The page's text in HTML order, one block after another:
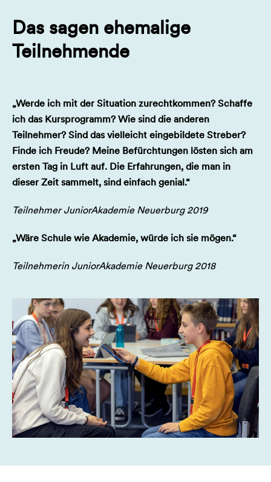
vom Termin des Vorbereitungstreffens bis zum
Beginn der Akademie eine Bearbeitungsgebühr in
Eigenbeteiligung in Höhe von 590 € erhoben.
Ein Rücktritt von der Teilnahme muss schriftlich an die
Geschäftsstelle der JuniorAkademie gesendet werden.
Sollten die Akademie oder ein Kurs unvorhergesehen
abgebrochen werden müssen (z.B. aufgrund eines
erstattet werden.
Das sagen ehemalige
Teilnehmende
„Werde ich mit der Situation zurechtkommen? Schaffe
ich das Kursprogramm? Wie sind die anderen
Teilnehmer? Sind das vielleicht eingebildete Streber?
Finde ich Freude? Meine Befürchtungen lösten sich am
ersten Tag in Luft auf. Die Erfahrungen, die man in
dieser Zeit sammelt, sind einfach genial.“
Teilnehmer JuniorAkademie Neuerburg 2019
„Wäre Schule wie Akademie, würde ich sie mögen.“
Teilnehmerin JuniorAkademie Neuerburg 2018